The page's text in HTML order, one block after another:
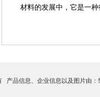
材料的发展中，它是一
产品信息、企业信息以及图片由